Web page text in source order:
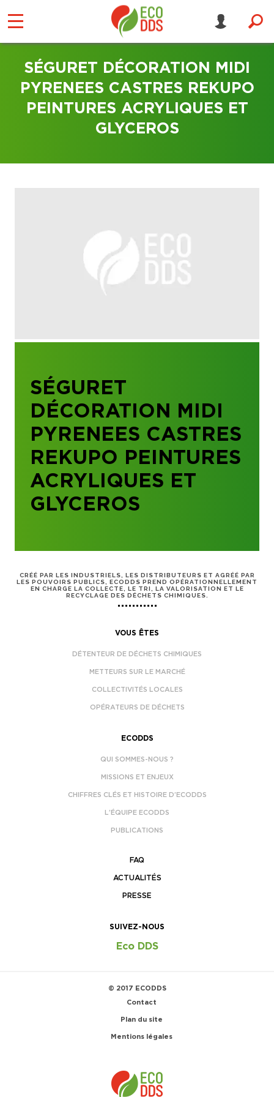
SÉGURET DÉCORATION MIDI
PYRENEES CASTRES REKUPO
PEINTURES ACRYLIQUES ET
GLYCEROS
SÉGURET
DÉCORATION MIDI
PYRENEES CASTRES
REKUPO PEINTURES
ACRYLIQUES ET
GLYCEROS
CRÉÉ PAR LES INDUSTRIELS, LES DISTRIBUTEURS ET AGRÉÉ PAR
LES POUVOIRS PUBLICS, ECODDS PREND OPÉRATIONNELLEMENT
EN CHARGE LA COLLECTE, LE TRI, LA VALORISATION ET LE
RECYCLAGE DES DÉCHETS CHIMIQUES.
VOUS ÊTES
DÉTENTEUR DE DÉCHETS CHIMIQUES
METTEURS SUR LE MARCHÉ
COLLECTIVITÉS LOCALES
OPÉRATEURS DE DÉCHETS
ECODDS
QUI SOMMES-NOUS ?
MISSIONS ET ENJEUX
CHIFFRES CLÉS ET HISTOIRE D’ECODDS
L’ÉQUIPE ECODDS
PUBLICATIONS
FAQ
ACTUALITÉS
PRESSE
SUIVEZ-NOUS
Eco DDS
© 2017 ECODDS
Contact
Plan du site
Mentions légales